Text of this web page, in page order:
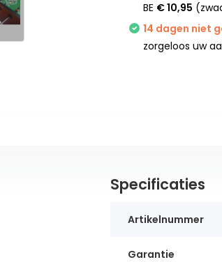
BE € 10,95
14 dagen niet
zorgeloos uw
Specificaties
Artikelnummer
Garantie